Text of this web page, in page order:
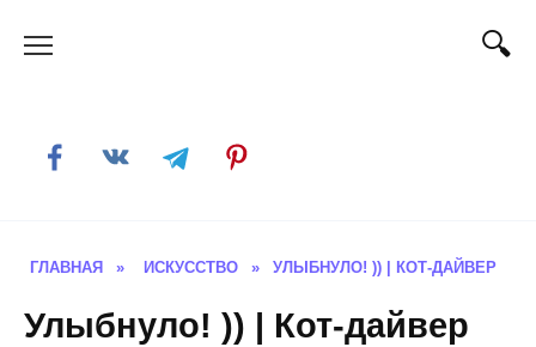
ГЛАВНАЯ » ИСКУССТВО » УЛЫБНУЛО! )) | КОТ-ДАЙВЕР
Улыбнуло! )) | Кот-дайвер